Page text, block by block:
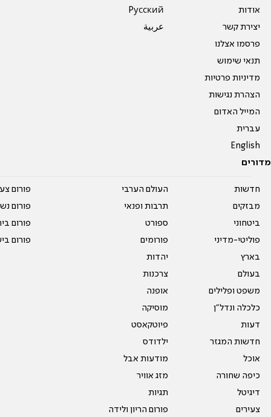
אודות
יצירת קשר
פרסמו אצלנו
תנאי שימוש
מדיניות פרטיות
הצהרת נגישות
המייל האדום
עברית
English
Pусский
عربية
מדורים
חדשות
מבזקים
ביטחוני
פוליטי-מדיני
בארץ
בעולם
משפט ופלילים
כלכלה ונדל"ן
דעות
חדשות המגזר
אוכל
כיפה שחורה
דיגיטל
צעירים
העולם הערבי
תרבות ופנאי
ספורט
פורומים
יהדות
צרכנות
אופנה
מוסיקה
פיוטקאסט
ילדודס
מודעות אבל
מזג אוויר
תגיות
פורום הריון ולידה
פורום
פורום
פורום
פורום